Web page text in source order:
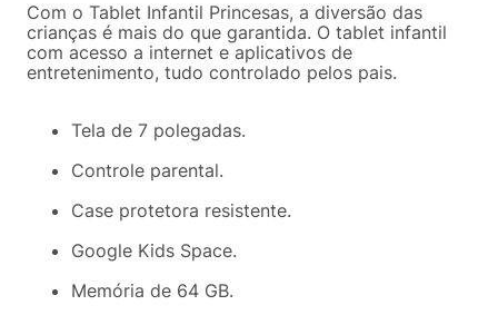
Com o Tablet Infantil Princesas, a diversão das
crianças é mais do que garantida. O tablet infantil
com acesso a internet e aplicativos de
entretenimento, tudo controlado pelos pais.
Tela de 7 polegadas.
Controle parental.
Case protetora resistente.
Google Kids Space.
Memória de 64 GB.